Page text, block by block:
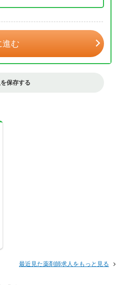
進む
保存する
最近見た薬剤師求人をもっと見る